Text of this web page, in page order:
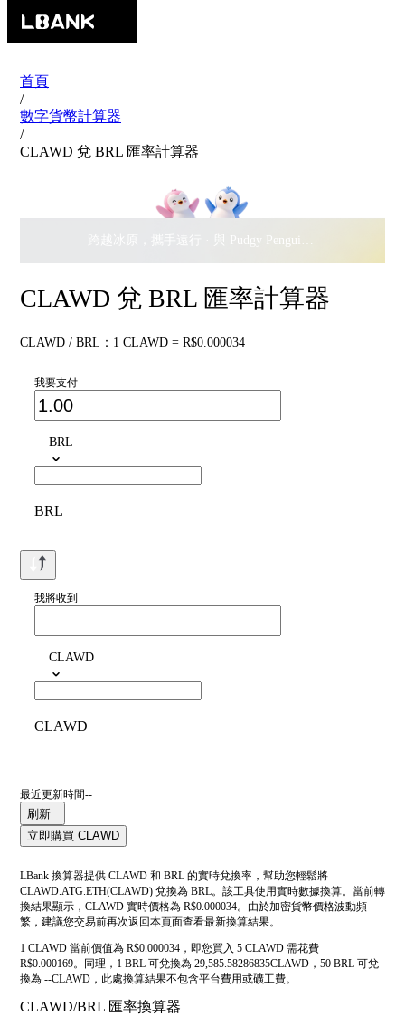
首頁
/
數字貨幣計算器
/
CLAWD 兌 BRL 匯率計算器
跨越冰原，攜手遠行 · 與 Pudgy Penguins 搖擺瓜分
CLAWD 兌 BRL 匯率計算器
CLAWD / BRL：1 CLAWD = R$0.000034
我要支付
BRL
BRL
我將收到
CLAWD
CLAWD
最近更新時間--
刷新
立即購買 CLAWD
LBank 換算器提供 CLAWD 和 BRL 的實時兌換率，幫助您輕鬆將
CLAWD.ATG.ETH(CLAWD) 兌換為 BRL。該工具使用實時數據換算。當前轉
換結果顯示，CLAWD 實時價格為 R$0.000034。由於加密貨幣價格波動頻
繁，建議您交易前再次返回本頁面查看最新換算結果。
1 CLAWD 當前價值為 R$0.000034，即您買入 5 CLAWD 需花費
R$0.000169。同理，1 BRL 可兌換為 29,585.58286835CLAWD，50 BRL 可兌
換為 --CLAWD，此處換算結果不包含平台費用或礦工費。
CLAWD/BRL 匯率換算器